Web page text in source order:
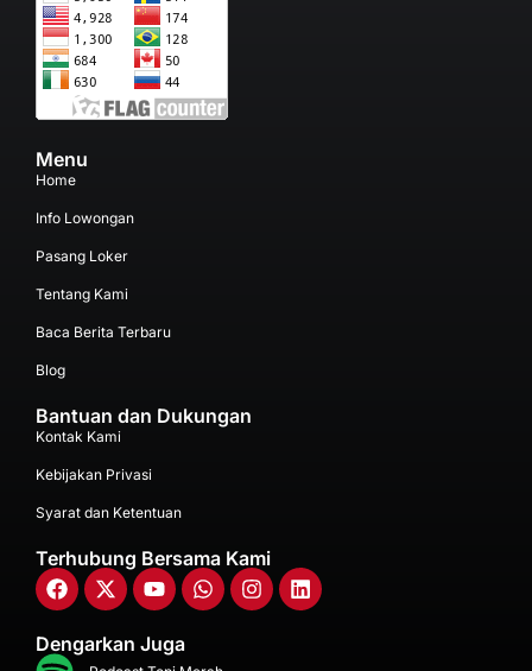
Menu
Home
Info Lowongan
Pasang Loker
Tentang Kami
Baca Berita Terbaru
Blog
Bantuan dan Dukungan
Kontak Kami
Kebijakan Privasi
Syarat dan Ketentuan
Terhubung Bersama Kami
Dengarkan Juga